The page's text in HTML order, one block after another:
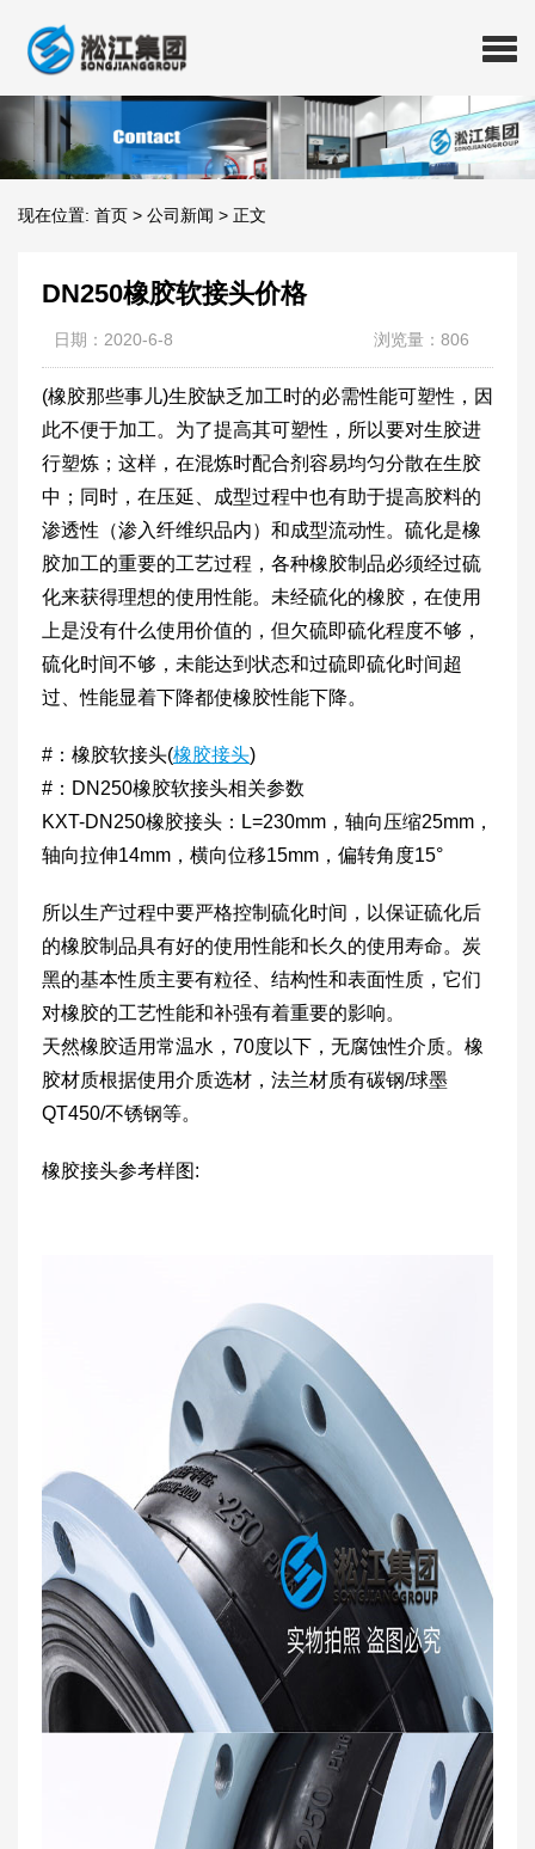
现在位置: 首页 > 公司新闻 > 正文
DN250橡胶软接头价格
日期：2020-6-8 浏览量：806
(橡胶那些事儿)生胶缺乏加工时的必需性能可塑性，因
此不便于加工。为了提高其可塑性，所以要对生胶进
行塑炼；这样，在混炼时配合剂容易均匀分散在生胶
中；同时，在压延、成型过程中也有助于提高胶料的
渗透性（渗入纤维织品内）和成型流动性。硫化是橡
胶加工的重要的工艺过程，各种橡胶制品必须经过硫
化来获得理想的使用性能。未经硫化的橡胶，在使用
上是没有什么使用价值的，但欠硫即硫化程度不够，
硫化时间不够，未能达到状态和过硫即硫化时间超
过、性能显着下降都使橡胶性能下降。
#：橡胶软接头(橡胶接头)
#：DN250橡胶软接头相关参数
KXT-DN250橡胶接头：L=230mm，轴向压缩25mm，
轴向拉伸14mm，横向位移15mm，偏转角度15°
所以生产过程中要严格控制硫化时间，以保证硫化后
的橡胶制品具有好的使用性能和长久的使用寿命。炭
黑的基本性质主要有粒径、结构性和表面性质，它们
对橡胶的工艺性能和补强有着重要的影响。
天然橡胶适用常温水，70度以下，无腐蚀性介质。橡
胶材质根据使用介质选材，法兰材质有碳钢/球墨
QT450/不锈钢等。
橡胶接头参考样图: